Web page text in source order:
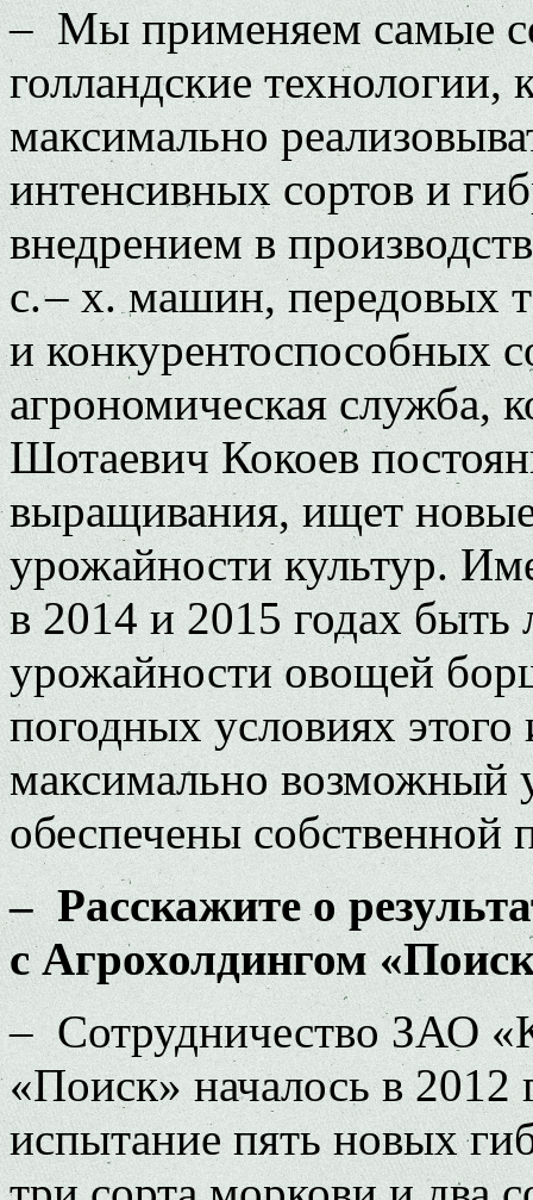
– Мы применяем самые
голландские технологии,
максимально
интенсивных сортов и
внедрением в
с. – х. машин, передовых
и конкурентоспособных
агрономическая служба,
Шотаевич Кокоев
выращивания, ищет
урожайности культур.
в 2014 и 2015 годах
урожайности овощей
погодных условиях
максимально
обеспечены
– Расскажите о
с Агрохолдингом
– Сотрудничество ЗАО
«Поиск» началось в 2012
испытание пять новых